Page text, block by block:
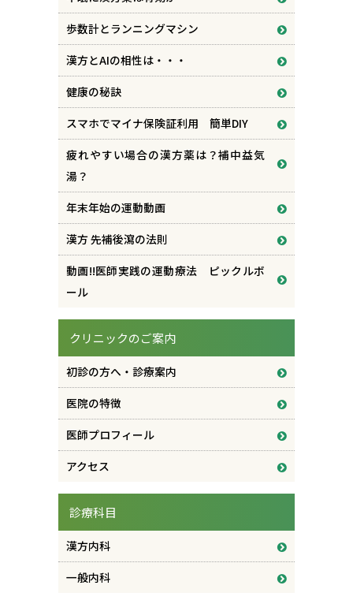
歩数計とランニングマシン
漢方とAIの相性は・・・
健康の秘訣
スマホでマイナ保険証利用 簡単DIY
疲れやすい場合の漢方薬は？補中益気
湯？
年末年始の運動動画
漢方 先補後瀉の法則
動画!!医師実践の運動療法 ピックルボ
ール
クリニックのご案内
初診の方へ・診療案内
医院の特徴
医師プロフィール
アクセス
診療科目
漢方内科
一般内科